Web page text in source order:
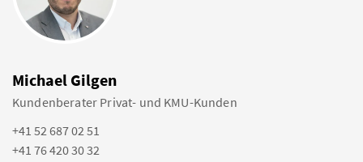
Michael Gilgen
Kundenberater Privat- und KMU-Kunden
+41 52 687 02 51
+41 76 420 30 32